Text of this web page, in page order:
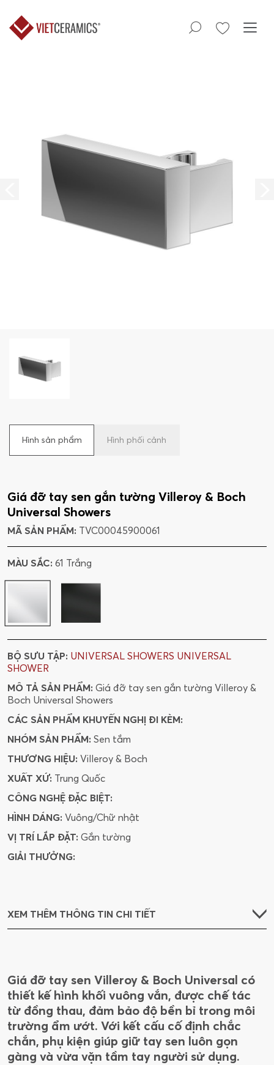
Hình sản phẩm Hình phối cảnh
Giá đỡ tay sen gắn tường Villeroy & Boch
Universal Showers
MÃ SẢN PHẨM: TVC00045900061
MÀU SẮC: 61 Trắng
BỘ SƯU TẬP: UNIVERSAL SHOWERS UNIVERSAL
SHOWER
MÔ TẢ SẢN PHẨM: Giá đỡ tay sen gắn tường Villeroy &
Boch Universal Showers
CÁC SẢN PHẨM KHUYẾN NGHỊ ĐI KÈM:
NHÓM SẢN PHẨM: Sen tắm
THƯƠNG HIỆU: Villeroy & Boch
XUẤT XỨ: Trung Quốc
CÔNG NGHỆ ĐẶC BIỆT:
HÌNH DÁNG: Vuông/Chữ nhật
VỊ TRÍ LẮP ĐẶT: Gắn tường
GIẢI THƯỞNG:
XEM THÊM THÔNG TIN CHI TIẾT
Giá đỡ tay sen Villeroy & Boch Universal có
thiết kế hình khối vuông vắn, được chế tác
từ đồng thau, đảm bảo độ bền bỉ trong môi
trường ẩm ướt. Với kết cấu cố định chắc
chắn, phụ kiện giúp giữ tay sen luôn gọn
gàng và vừa vặn tầm tay người sử dụng.